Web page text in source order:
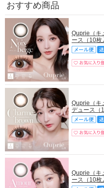
おすすめ商品
Quprie（キ
ース（10枚
Quprie（キ
デュース（
Quprie（キ
ース（10枚